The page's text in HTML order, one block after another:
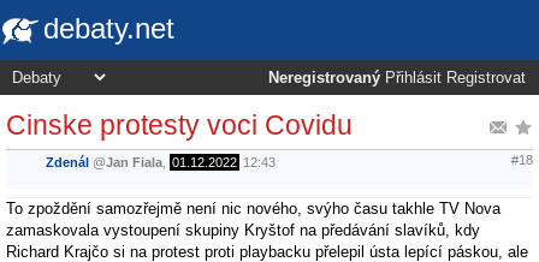
debaty.net
Neregistrovaný Přihlásit Registrovat
Cinske protesty voci Covidu
Zdenál @Jan Fiala 01.12.2022 12:43 #18
To zpoždění samozřejmě není nic nového, svýho času takhle TV Nova
zamaskovala vystoupení skupiny Kryštof na předávání slavíků, kdy
Richard Krajčo si na protest proti playbacku přelepil ústa lepící páskou, ale